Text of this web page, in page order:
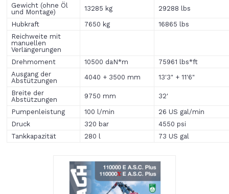
Gewicht (ohne Öl
und Montage)
13285 kg 29288 lbs
Hubkraft 7650 kg
16865 lbs
Reichweite mit
manuellen
Verlängerungen
Drehmoment
10500 daN*m
75961 lbs*ft
Ausgang der
Abstützungen
4040 + 3500 mm 13'3" + 11'6"
Breite der
Abstützungen
9750 mm 32'
Pumpenleistung 100 l/min
26 US gal/min
Druck
320 bar
4550 psi
Tankkapazität
280 l 73 US gal